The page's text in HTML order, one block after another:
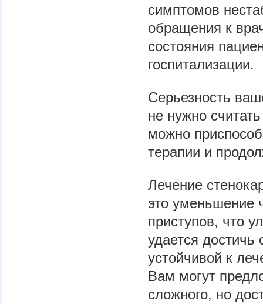
симптомов
обращения к
состояния
госпитализации.
Серьезность
не нужно
можно
терапии и
Лечение
это уменьшение
приступов, что
удается
устойчивой к
Вам могут
сложного, но